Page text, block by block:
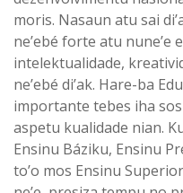
moris. Nasaun atu sai
ne’ebé forte atu nune’e
intelektualidade,
ne’ebé di’ak. Hare-ba
importante tebes iha
aspetu kualidade nian.
Ensinu Báziku, Ensinu
to’o mos Ensinu